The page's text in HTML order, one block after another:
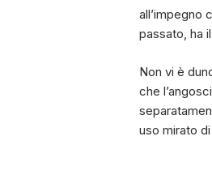
all’impegno
passato, ha
Non vi è
che
uso mirato